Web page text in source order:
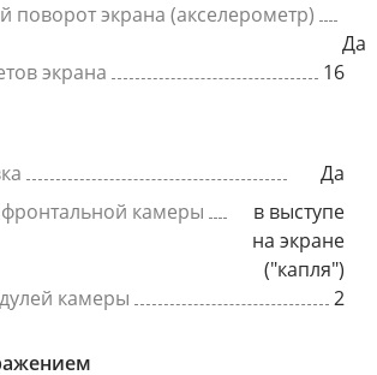
поворот экрана (акселерометр)
Да
экрана
16
Да
камеры
в выступе
на экране
("капля")
камеры
2